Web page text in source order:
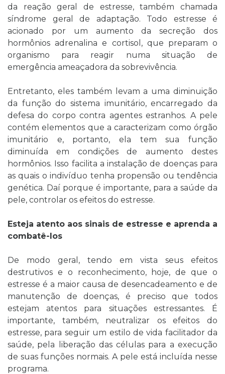
da reação geral de estresse, também chamada
síndrome geral de adaptação. Todo estresse é
acionado por um aumento da secreção dos
hormônios adrenalina e cortisol, que preparam o
organismo para reagir numa situação de
emergência ameaçadora da sobrevivência.
Entretanto, eles também levam a uma diminuição
da função do sistema imunitário, encarregado da
defesa do corpo contra agentes estranhos. A pele
contém elementos que a caracterizam como órgão
imunitário e, portanto, ela tem sua função
diminuída em condições de aumento destes
hormônios. Isso facilita a instalação de doenças para
as quais o indivíduo tenha propensão ou tendência
genética. Daí porque é importante, para a saúde da
pele, controlar os efeitos do estresse.
Esteja atento aos sinais de estresse e aprenda a
combatê-los
De modo geral, tendo em vista seus efeitos
destrutivos e o reconhecimento, hoje, de que o
estresse é a maior causa de desencadeamento e de
manutenção de doenças, é preciso que todos
estejam atentos para situações estressantes. É
importante, também, neutralizar os efeitos do
estresse, para seguir um estilo de vida facilitador da
saúde, pela liberação das células para a execução
de suas funções normais. A pele está incluída nesse
programa.